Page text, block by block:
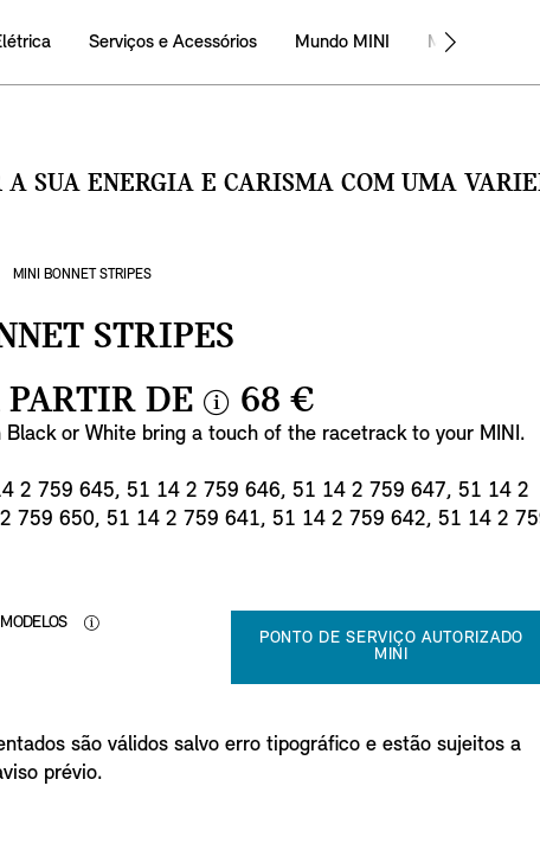
Serviços e Acessórios Mundo MINI MINI Empresas
SUA ENERGIA E CARISMA COM UMA
MINI BONNET STRIPES
STRIPES
PARTIR DE
i
f
o
68 €
Black or White bring a touch of the racetrack to your MINI.
2 759 645, 51 14 2 759 646, 51 14 2 759 647, 51 14 2
759 650, 51 14 2 759 641, 51 14 2 759 642, 51 14 2
PONTO DE SERVIÇO AUTORIZADO
MINI
são válidos salvo erro tipográfico e estão sujeitos a
prévio.